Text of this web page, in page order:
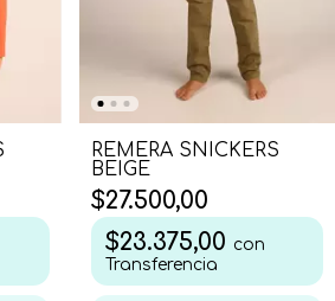
REMERA SNICKERS
BEIGE
$27.500,00
$23.375,00 con
Transferencia